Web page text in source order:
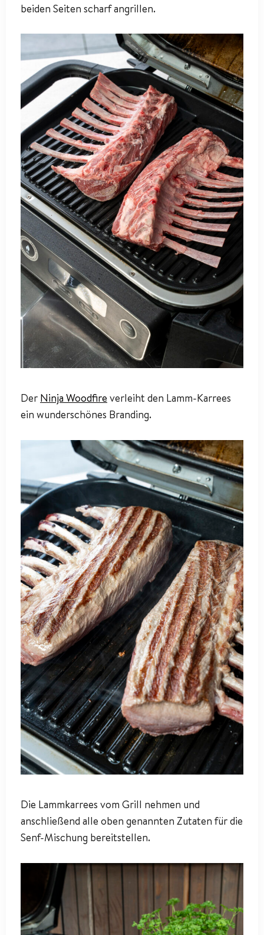
beiden Seiten scharf angrillen.
Der Ninja Woodfire verleiht den Lamm-Karrees
ein wunderschönes Branding.
Die Lammkarrees vom Grill nehmen und
anschließend alle oben genannten Zutaten für die
Senf-Mischung bereitstellen.